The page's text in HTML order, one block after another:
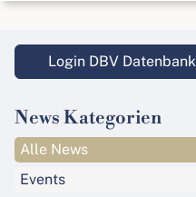
Login DBV Datenbank
News Kategorien
Alle News
Events